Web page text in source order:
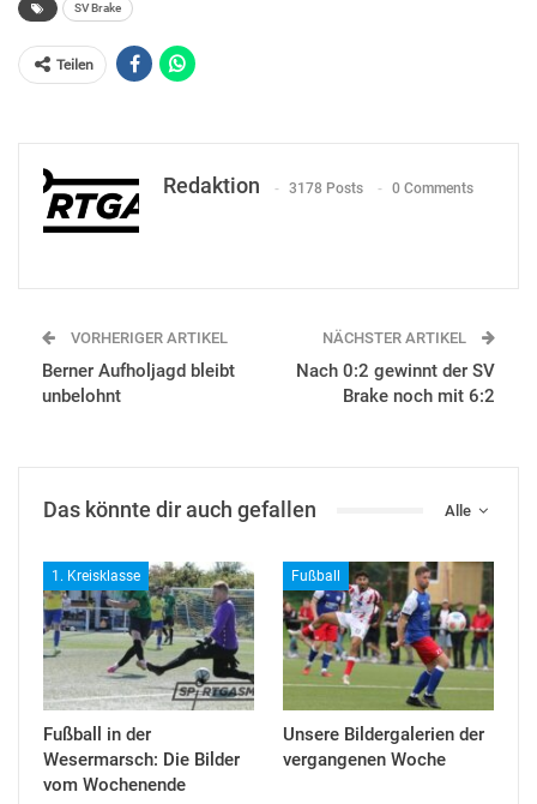
SV Brake
Teilen
Redaktion 3178 Posts 0 Comments
VORHERIGER ARTIKEL
Berner Aufholjagd bleibt
unbelohnt
NÄCHSTER ARTIKEL
Nach 0:2 gewinnt der SV
Brake noch mit 6:2
Alle
Das könnte dir auch gefallen
1. Kreisklasse
Fußball in der
Wesermarsch: Die Bilder
vom Wochenende
Fußball
Unsere Bildergalerien der
vergangenen Woche